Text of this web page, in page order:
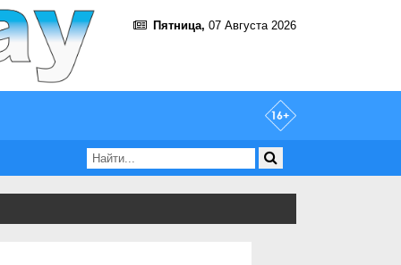
Пятница, 07 Августа 2026